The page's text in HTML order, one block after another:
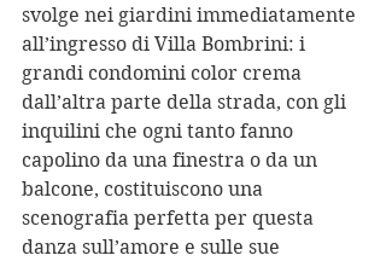
svolge nei giardini immediatamente
all’ingresso di Villa Bombrini: i
grandi condomini color crema
dall’altra parte della strada, con gli
inquilini che ogni tanto fanno
capolino da una finestra o da un
balcone, costituiscono una
scenografia perfetta per questa
danza sull’amore e sulle sue